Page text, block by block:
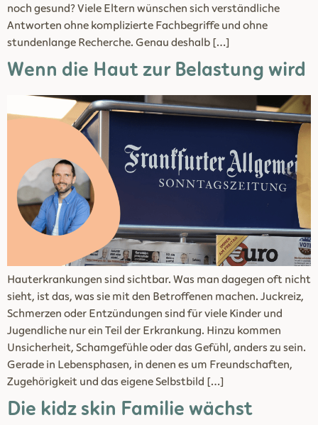
noch gesund? Viele Eltern wünschen sich verständliche
Antworten ohne komplizierte Fachbegriffe und ohne
stundenlange Recherche. Genau deshalb […]
Wenn die Haut zur Belastung wird
Hauterkrankungen sind sichtbar. Was man dagegen oft nicht
sieht, ist das, was sie mit den Betroffenen machen. Juckreiz,
Schmerzen oder Entzündungen sind für viele Kinder und
Jugendliche nur ein Teil der Erkrankung. Hinzu kommen
Unsicherheit, Schamgefühle oder das Gefühl, anders zu sein.
Gerade in Lebensphasen, in denen es um Freundschaften,
Zugehörigkeit und das eigene Selbstbild […]
Die kidz skin Familie wächst